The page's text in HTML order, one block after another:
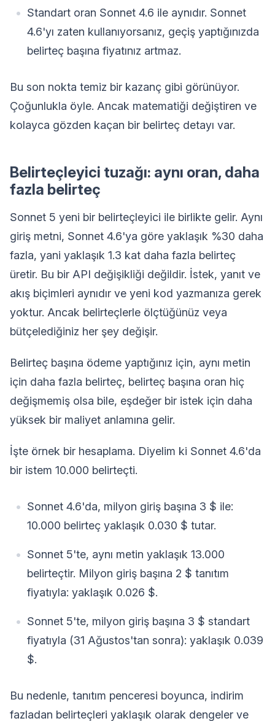
Standart oran Sonnet 4.6 ile aynıdır. Sonnet
4.6'yı zaten kullanıyorsanız, geçiş yaptığınızda
belirteç başına fiyatınız artmaz.
Bu son nokta temiz bir kazanç gibi görünüyor.
Çoğunlukla öyle. Ancak matematiği değiştiren ve
kolayca gözden kaçan bir belirteç detayı var.
Belirteçleyici tuzağı: aynı oran, daha
fazla belirteç
Sonnet 5 yeni bir belirteçleyici ile birlikte gelir. Aynı
giriş metni, Sonnet 4.6'ya göre yaklaşık %30 daha
fazla, yani yaklaşık 1.3 kat daha fazla belirteç
üretir. Bu bir API değişikliği değildir. İstek, yanıt ve
akış biçimleri aynıdır ve yeni kod yazmanıza gerek
yoktur. Ancak belirteçlerle ölçtüğünüz veya
bütçelediğiniz her şey değişir.
Belirteç başına ödeme yaptığınız için, aynı metin
için daha fazla belirteç, belirteç başına oran hiç
değişmemiş olsa bile, eşdeğer bir istek için daha
yüksek bir maliyet anlamına gelir.
İşte örnek bir hesaplama. Diyelim ki Sonnet 4.6'da
bir istem 10.000 belirteçti.
Sonnet 4.6'da, milyon giriş başına 3 $ ile:
10.000 belirteç yaklaşık 0.030 $ tutar.
Sonnet 5'te, aynı metin yaklaşık 13.000
belirteçtir. Milyon giriş başına 2 $ tanıtım
fiyatıyla: yaklaşık 0.026 $.
Sonnet 5'te, milyon giriş başına 3 $ standart
fiyatıyla (31 Ağustos'tan sonra): yaklaşık 0.039
$.
Bu nedenle, tanıtım penceresi boyunca, indirim
fazladan belirteçleri yaklaşık olarak dengeler ve